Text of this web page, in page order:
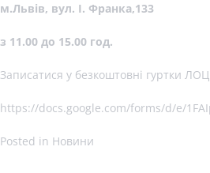
м.Львів, вул. І. Франка,133
з 11.00 до 15.00 год.
Записатися у безкоштовні гуртки
https://docs.google.com/forms/d/e/
Posted in Новини